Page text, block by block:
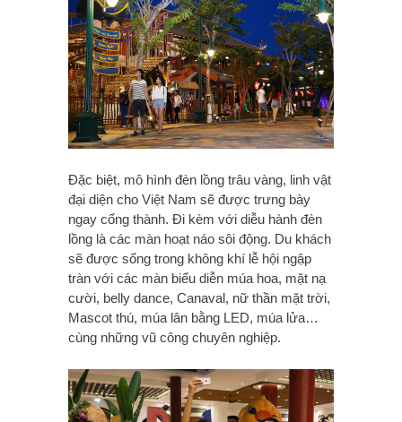
Đặc biệt, mô hình đèn lồng trâu vàng, linh vật
đại diện cho Việt Nam sẽ được trưng bày
ngay cổng thành. Đi kèm với diễu hành đèn
lồng là các màn hoạt náo sôi động. Du khách
sẽ được sống trong không khí lễ hội ngập
tràn với các màn biểu diễn múa hoa, mặt nạ
cười, belly dance, Canaval, nữ thần mặt trời,
Mascot thú, múa lân bằng LED, múa lửa…
cùng những vũ công chuyên nghiệp.